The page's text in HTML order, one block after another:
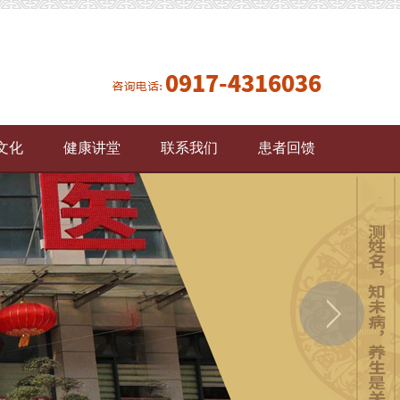
化 健康讲堂 联系我们 患者回馈